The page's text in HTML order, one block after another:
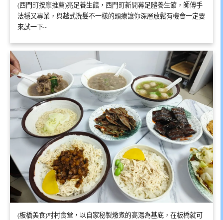
(西門町按摩推薦)亮足養生館，西門町新開幕足體養生館，師傅手
法穩又專業，與越式洗髮不一樣的頭療讓你深層放鬆有機會一定要
來試一下~
(板橋美食)村村食堂，以自家秘製燉煮的高湯為基底，在板橋就可